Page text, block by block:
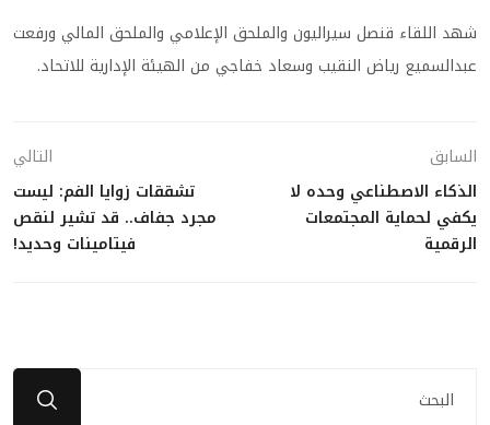
شهد اللقاء قنصل سيراليون والملحق الإعلامي والملحق المالي ورفعت
عبدالسميع رياض النقيب وسعاد خفاجي من الهيئة الإدارية للاتحاد.
السابق
الذكاء الاصطناعي وحده لا
يكفي لحماية المجتمعات
الرقمية
التالي
تشققات زوايا الفم: ليست
مجرد جفاف.. قد تشير لنقص
فيتامينات وحديد!